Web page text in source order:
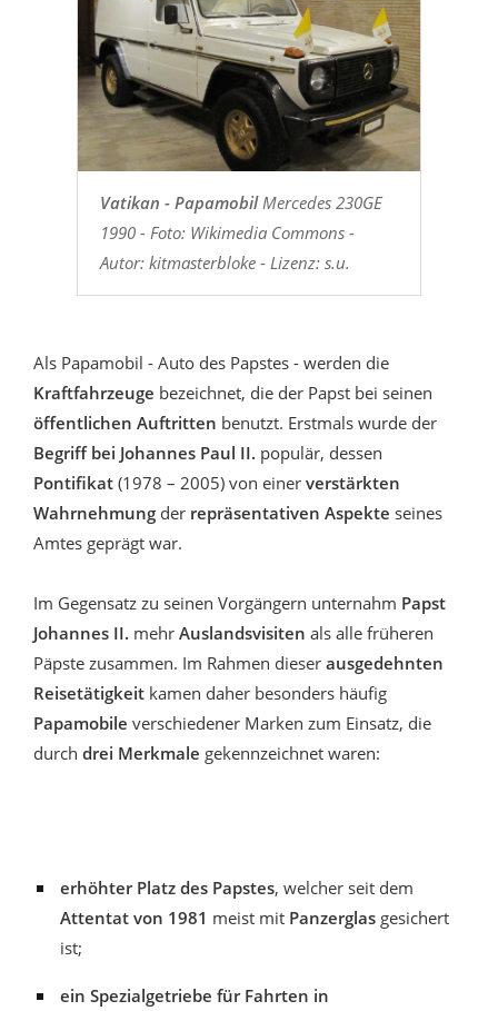
Vatikan - PapamobilMercedes 230GE
1990 - Foto: Wikimedia Commons -
Autor: kitmasterbloke - Lizenz: s.u.
Als Papamobil - Auto des Papstes - werden die
Kraftfahrzeuge bezeichnet, die der Papst bei seinen
öffentlichen Auftritten benutzt. Erstmals wurde der
Begriff bei Johannes Paul II. populär, dessen
Pontifikat (1978 – 2005) von einer verstärkten
Wahrnehmung der repräsentativen Aspekte seines
Amtes geprägt war.
Im Gegensatz zu seinen Vorgängern unternahm Papst
Johannes II. mehr Auslandsvisiten als alle früheren
Päpste zusammen. Im Rahmen dieser ausgedehnten
Reisetätigkeit kamen daher besonders häufig
Papamobile verschiedener Marken zum Einsatz, die
durch drei Merkmale gekennzeichnet waren:
erhöhter Platz des Papstes, welcher seit dem
Attentat von 1981 meist mit Panzerglas gesichert
ist;
ein Spezialgetriebe für Fahrten in